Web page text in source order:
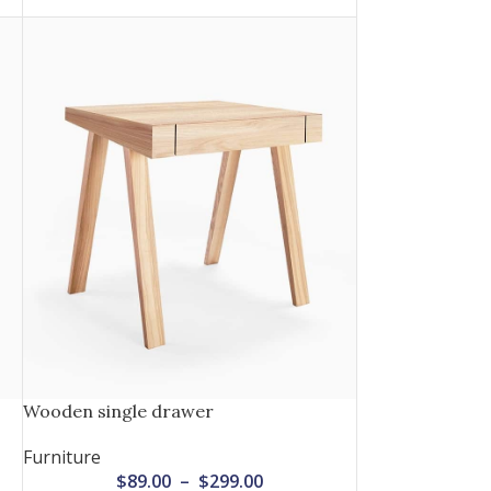
Wooden single drawer
Furniture
$89.00 – $299.00